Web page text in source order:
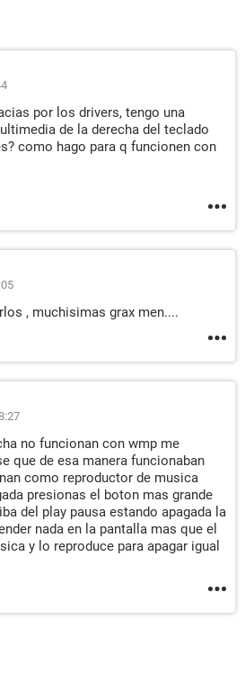
por los drivers, tengo una
de la derecha del teclado
como hago para q funcionen con
, muchisimas grax men....
no funcionan con wmp me
que de esa manera funcionaban
como reproductor de musica
presionas el boton mas grande
del play pausa estando apagada la
nada en la pantalla mas que el
y lo reproduce para apagar igual